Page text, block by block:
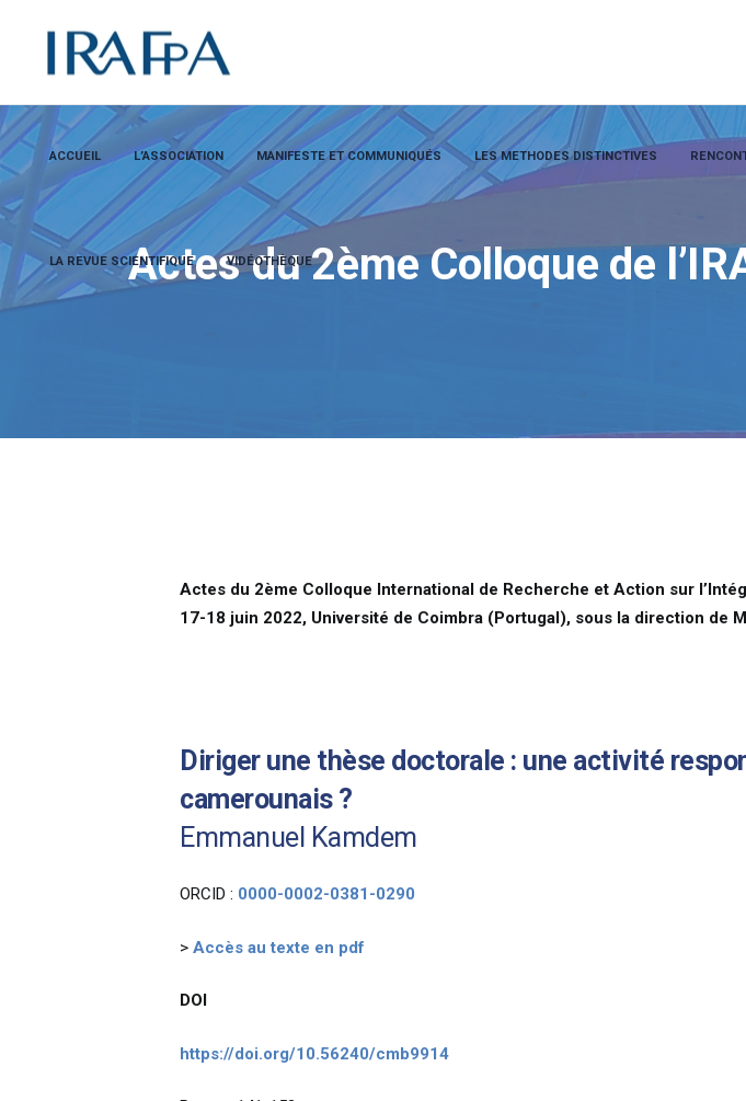
ACCUEIL L’ASSOCIATION MANIFESTE ET COMMUNIQUÉS LES METHODES DISTINCTIVES
LA REVUE SCIENTIFIQUE VIDÉOTHÈQUE
Actes du 2ème Colloque de
Actes du 2ème Colloque International de Recherche et Action sur
17-18 juin 2022, Université de Coimbra (Portugal), sous la direction de
Diriger une thèse doctorale : une activité
camerounais ?
Emmanuel Kamdem
ORCID : 0000-0002-0381-0290
>Accès au texte en pdf
DOI
https://doi.org/10.56240/cmb9914